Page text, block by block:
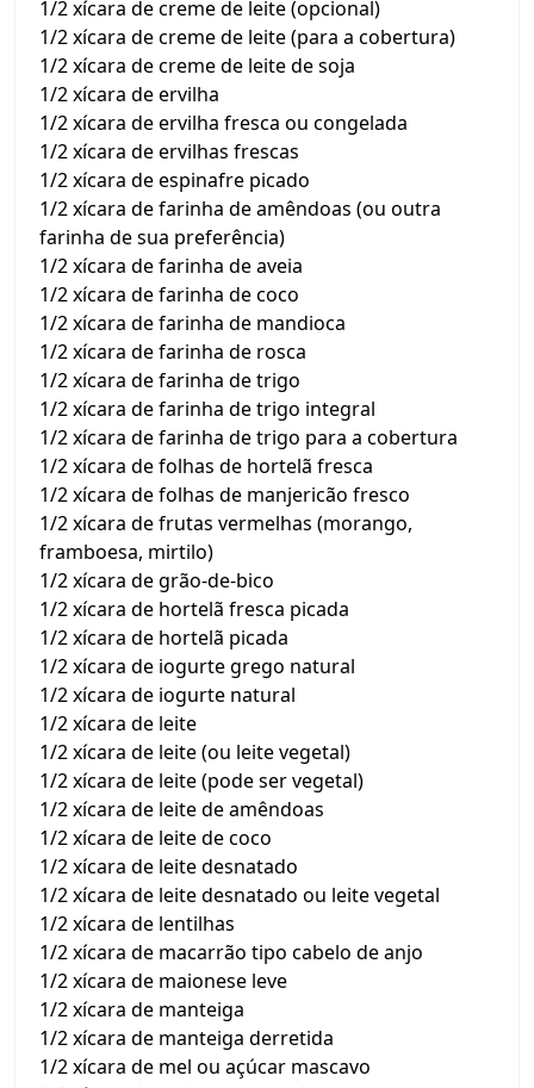
1/2 xícara de creme de leite (opcional)
1/2 xícara de creme de leite (para a cobertura)
1/2 xícara de creme de leite de soja
1/2 xícara de ervilha
1/2 xícara de ervilha fresca ou congelada
1/2 xícara de ervilhas frescas
1/2 xícara de espinafre picado
1/2 xícara de farinha de amêndoas (ou outra
farinha de sua preferência)
1/2 xícara de farinha de aveia
1/2 xícara de farinha de coco
1/2 xícara de farinha de mandioca
1/2 xícara de farinha de rosca
1/2 xícara de farinha de trigo
1/2 xícara de farinha de trigo integral
1/2 xícara de farinha de trigo para a cobertura
1/2 xícara de folhas de hortelã fresca
1/2 xícara de folhas de manjericão fresco
1/2 xícara de frutas vermelhas (morango,
framboesa, mirtilo)
1/2 xícara de grão-de-bico
1/2 xícara de hortelã fresca picada
1/2 xícara de hortelã picada
1/2 xícara de iogurte grego natural
1/2 xícara de iogurte natural
1/2 xícara de leite
1/2 xícara de leite (ou leite vegetal)
1/2 xícara de leite (pode ser vegetal)
1/2 xícara de leite de amêndoas
1/2 xícara de leite de coco
1/2 xícara de leite desnatado
1/2 xícara de leite desnatado ou leite vegetal
1/2 xícara de lentilhas
1/2 xícara de macarrão tipo cabelo de anjo
1/2 xícara de maionese leve
1/2 xícara de manteiga
1/2 xícara de manteiga derretida
1/2 xícara de mel ou açúcar mascavo